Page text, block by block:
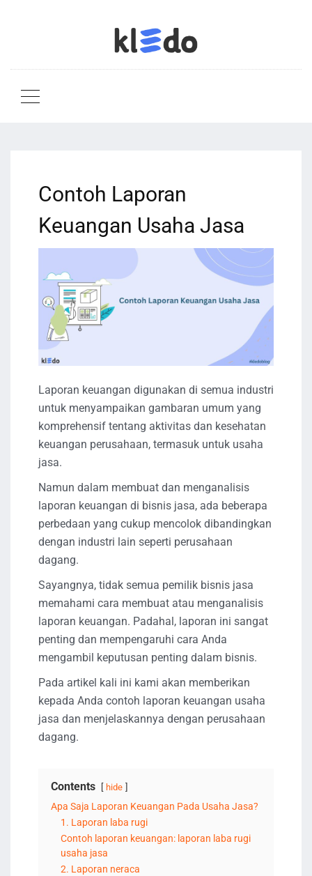
Contoh Laporan
Keuangan Usaha Jasa
Laporan keuangan digunakan di semua industri
untuk menyampaikan gambaran umum yang
komprehensif tentang aktivitas dan kesehatan
keuangan perusahaan, termasuk untuk usaha
jasa.
Namun dalam membuat dan menganalisis
laporan keuangan di bisnis jasa, ada beberapa
perbedaan yang cukup mencolok dibandingkan
dengan industri lain seperti perusahaan
dagang.
Sayangnya, tidak semua pemilik bisnis jasa
memahami cara membuat atau menganalisis
laporan keuangan. Padahal, laporan ini sangat
penting dan mempengaruhi cara Anda
mengambil keputusan penting dalam bisnis.
Pada artikel kali ini kami akan memberikan
kepada Anda contoh laporan keuangan usaha
jasa dan menjelaskannya dengan perusahaan
dagang.
Contents hide
Apa Saja Laporan Keuangan Pada Usaha Jasa?
1. Laporan laba rugi
Contoh laporan keuangan: laporan laba rugi
usaha jasa
2. Laporan neraca